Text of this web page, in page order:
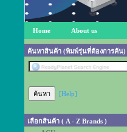
Home About us
ค้นหาสินค้า (พิมพ์รุ่นที่ต้องการค้น)
[Help]
เลือกสินค้า ( A - Z Brands )